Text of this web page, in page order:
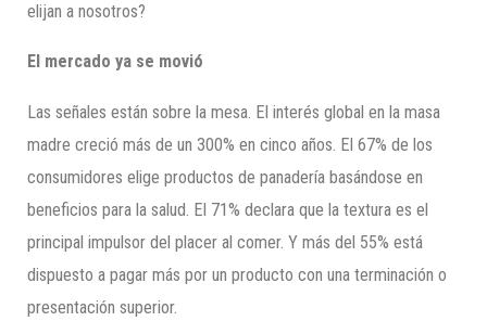
elijan a nosotros?
El mercado ya se movió
Las señales están sobre la mesa. El interés global en la masa
madre creció más de un 300% en cinco años. El 67% de los
consumidores elige productos de panadería basándose en
beneficios para la salud. El 71% declara que la textura es el
principal impulsor del placer al comer. Y más del 55% está
dispuesto a pagar más por un producto con una terminación o
presentación superior.